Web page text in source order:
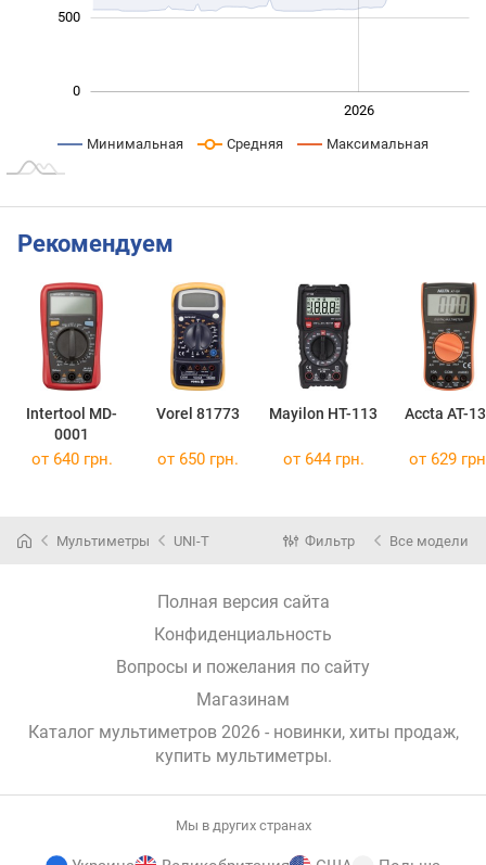
0
500
2026
Минимальная Средняя Максимальная
Рекомендуем
Intertool MD-
0001
Vorel 81773 Mayilon HT-113 Accta AT-
от 640 грн. от 650 грн. от 644 грн. от 629
Мультиметры UNI-T Фильтр Все модели
Полная версия сайта
Конфиденциальность
Вопросы и пожелания по сайту
Магазинам
Каталог мультиметров 2026 - новинки, хиты продаж,
купить мультиметры.
Мы в других странах